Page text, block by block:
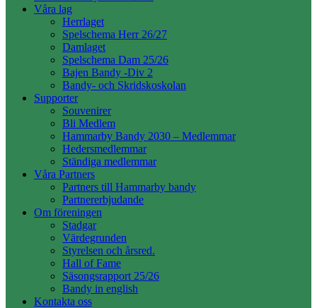
Våra lag
Herrlaget
Spelschema Herr 26/27
Damlaget
Spelschema Dam 25/26
Bajen Bandy -Div 2
Bandy- och Skridskoskolan
Supporter
Souvenirer
Bli Medlem
Hammarby Bandy 2030 – Medlemmar
Hedersmedlemmar
Ständiga medlemmar
Våra Partners
Partners till Hammarby bandy
Partnererbjudande
Om föreningen
Stadgar
Värdegrunden
Styrelsen och årsred.
Hall of Fame
Säsongsrapport 25/26
Bandy in english
Kontakta oss